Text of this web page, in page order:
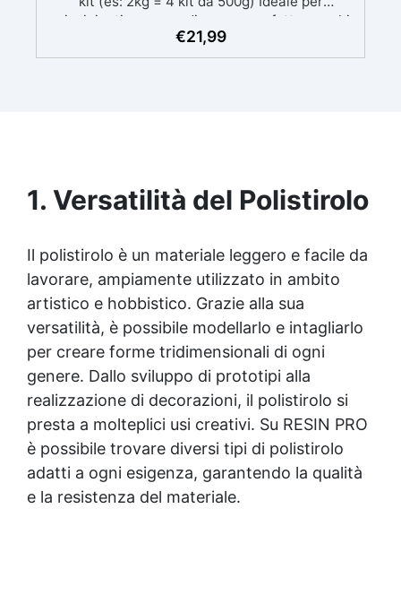
principianti: a prova di errore, perfetta per chi
inizia. Sempre lucida: garantisce una finitura
brillante e uniforme in ogni condizione.
€21,99
1. Versatilità del Polistirolo
Il polistirolo è un materiale leggero e facile da
lavorare, ampiamente utilizzato in ambito
artistico e hobbistico. Grazie alla sua
versatilità, è possibile modellarlo e intagliarlo
per creare forme tridimensionali di ogni
genere. Dallo sviluppo di prototipi alla
realizzazione di decorazioni, il polistirolo si
presta a molteplici usi creativi. Su RESIN PRO
è possibile trovare diversi tipi di polistirolo
adatti a ogni esigenza, garantendo la qualità
e la resistenza del materiale.